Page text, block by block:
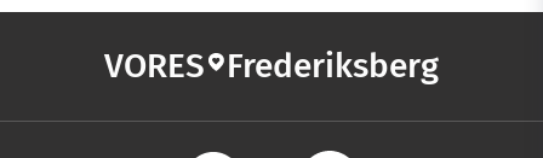
VORES Frederiksberg